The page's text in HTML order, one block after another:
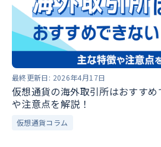
最終更新日: 2026年4月17日
仮想通貨の海外取引所はおすす
や注意点を解説！
仮想通貨コラム